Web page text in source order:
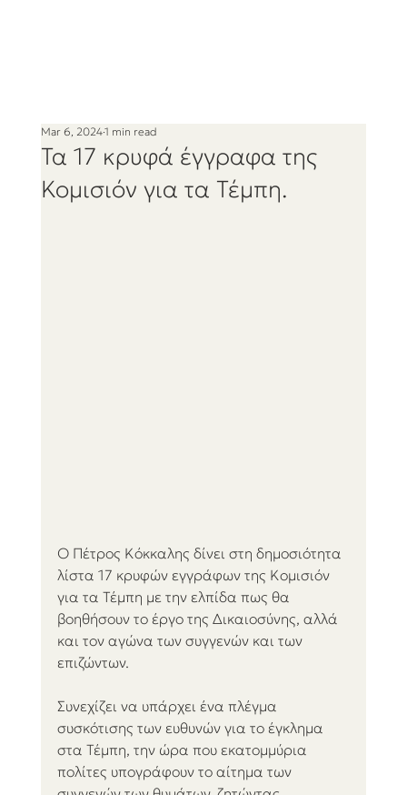
Τα 17 κρυφά έγγραφα της
Κομισιόν για τα Τέμπη.
Mar 6, 20241 min read
Ο Πέτρος Κόκκαλης δίνει στη δημοσιότητα
λίστα 17 κρυφών εγγράφων της Κομισιόν
για τα Τέμπη με την ελπίδα πως θα
βοηθήσουν το έργο της Δικαιοσύνης, αλλά
και τον αγώνα των συγγενών και των
επιζώντων.
Συνεχίζει να υπάρχει ένα πλέγμα
συσκότισης των ευθυνών για το έγκλημα
στα Τέμπη, την ώρα που εκατομμύρια
πολίτες υπογράφουν το αίτημα των